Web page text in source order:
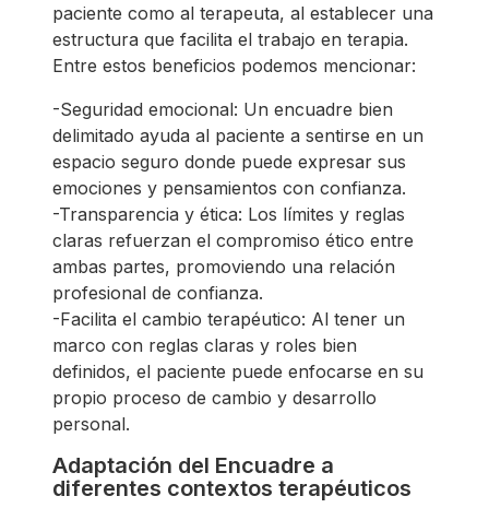
paciente como al terapeuta, al establecer una
estructura que facilita el trabajo en terapia.
Entre estos beneficios podemos mencionar:
-Seguridad emocional: Un encuadre bien
delimitado ayuda al paciente a sentirse en un
espacio seguro donde puede expresar sus
emociones y pensamientos con confianza.
-Transparencia y ética: Los límites y reglas
claras refuerzan el compromiso ético entre
ambas partes, promoviendo una relación
profesional de confianza.
-Facilita el cambio terapéutico: Al tener un
marco con reglas claras y roles bien
definidos, el paciente puede enfocarse en su
propio proceso de cambio y desarrollo
personal.
Adaptación del Encuadre a
diferentes contextos terapéuticos